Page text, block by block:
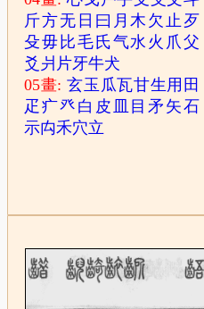
斤方无 日 曰 月木 欠止 歹
殳毋 比毛 氏气水 火 爪父
爻 爿 片牙牛犬
05畫:玄玉 瓜瓦甘生用 田
疋 疒癶 白 皮 目矛 矢石
示禸禾穴立